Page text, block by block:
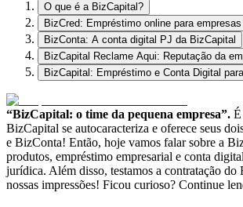
O que é a BizCapital?
BizCred: Empréstimo online para empresas
BizConta: A conta digital PJ da BizCapital
BizCapital Reclame Aqui: Reputação da
BizCapital: Empréstimo e Conta Digital
“BizCapital: o time da pequena empresa”. É
BizCapital se autocaracteriza e oferece seus
e BizConta! Então, hoje vamos falar sobre a
produtos, empréstimo empresarial e conta
jurídica. Além disso, testamos a contratação do
nossas impressões! Ficou curioso? Continue